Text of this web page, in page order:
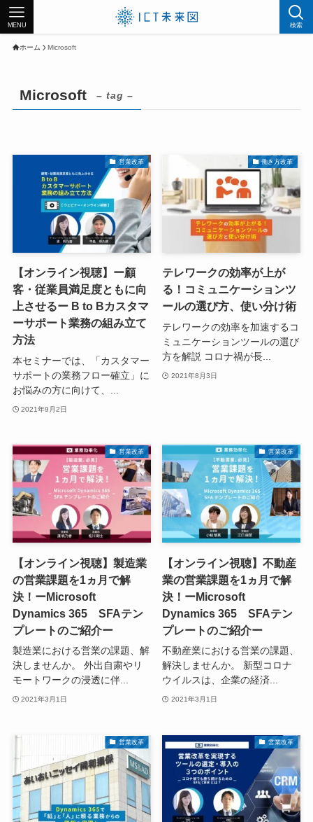
検索
MENU
ホーム Microsoft
Microsoft – tag –
営業改革
【オンライン視聴】ー顧
客・従業員満足度ともに向
上させるー B to Bカスタマ
ーサポート業務の組み立て
方法
本セミナーでは、「カスタマー
サポートの業務フロー確立」に
お悩みの方に向けて、...
2021年9月2日
働き方改革
テレワークの効率が上が
る！コミュニケーションツ
ールの選び方、使い分け術
テレワークの効率を加速するコ
ミュニケーションツールの選び
方を解説 コロナ禍が長...
2021年8月3日
営業改革
【オンライン視聴】製造業
の営業課題を1ヵ月で解
決！ーMicrosoft
Dynamics 365 SFAテン
プレートのご紹介ー
製造業における営業の課題、解
決しませんか。 外出自粛やリ
モートワークの浸透に伴...
2021年3月1日
営業改革
【オンライン視聴】不動産
業の営業課題を1ヵ月で解
決！ーMicrosoft
Dynamics 365 SFAテン
プレートのご紹介ー
不動産業における営業の課題、
解決しませんか。 新型コロナ
ウイルスは、企業の経済...
2021年3月1日
営業改革 営業改革